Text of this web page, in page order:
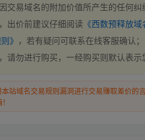
交易域名的附加价值所产生的任何
出价前建议仔细阅读 《西数预释放
》 ，若有疑问可联系在线客服确认；
请勿进行购买，一经购买则默认表
站域名交易规则漏洞进行交易赚取差价的